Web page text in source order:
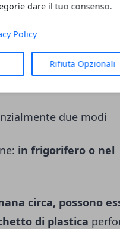
dare il tuo consenso.
Policy
Rifiuta Opzionali
tradizionalmente
un guscio duro
pochissimi
due modi
in frigorifero o nel
circa, possono
di plastica